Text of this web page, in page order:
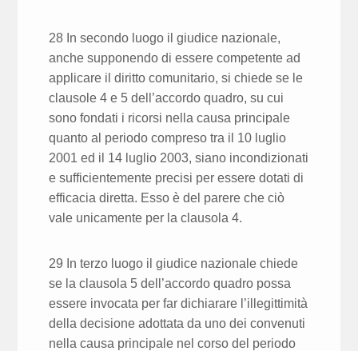
28 In secondo luogo il giudice nazionale,
anche supponendo di essere competente ad
applicare il diritto comunitario, si chiede se le
clausole 4 e 5 dell’accordo quadro, su cui
sono fondati i ricorsi nella causa principale
quanto al periodo compreso tra il 10 luglio
2001 ed il 14 luglio 2003, siano incondizionati
e sufficientemente precisi per essere dotati di
efficacia diretta. Esso è del parere che ciò
vale unicamente per la clausola 4.
29 In terzo luogo il giudice nazionale chiede
se la clausola 5 dell’accordo quadro possa
essere invocata per far dichiarare l’illegittimità
della decisione adottata da uno dei convenuti
nella causa principale nel corso del periodo